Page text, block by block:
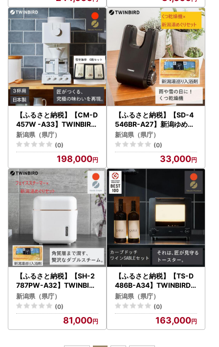
【ふるさと納税】【CM-D
457W -A33】TWINBIRD
全自動コーヒーメーカー3
杯用×雪室珈琲オリジナル
セット(６箱) セット キ
ッチン 家電 日本製
新潟県（県庁）
(0)
198,000
【ふるさと納税】【SD-4
546BR-A27】新潟ゆめぐ
り入浴剤6セット×TWINBI
RD くつ乾燥機セット
新潟県（県庁）
(0)
33,000
【ふるさと納税】【SH-2
787PW-A32】TWINBIRD
フェイススチーマー×新潟
湯めぐり入浴剤１５セット
美顔器 美容家電 家電
新潟県（県庁）
(0)
81,000
【ふるさと納税】【TS-D
486B-A34】TWINBIRD T
S-D486Bブランジェトー
スター×カーブドッチ ワ
インセット
新潟県（県庁）
(0)
163,000